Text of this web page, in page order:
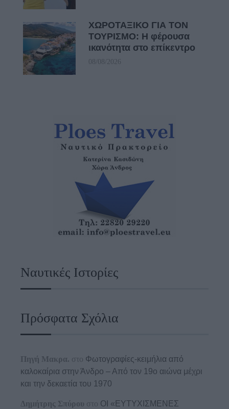
ΧΩΡΟΤΑΞΙΚΟ ΓΙΑ ΤΟΝ
ΤΟΥΡΙΣΜΟ: Η φέρουσα
ικανότητα στο επίκεντρο
08/08/2026
Ναυτικές Ιστορίες
Πρόσφατα Σχόλια
Πηγή Μακρα. στο Φωτογραφίες-κειμήλια από
καλοκαίρια στην Άνδρο – Από τον 19ο αιώνα μέχρι
και την δεκαετία του 1970
Δημήτρης Σπύρου στο ΟΙ «ΕΥΤΥΧΙΣΜΕΝΕΣ